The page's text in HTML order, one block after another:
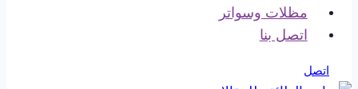
مظلات وسواتر
اتصل بنا
اتصل